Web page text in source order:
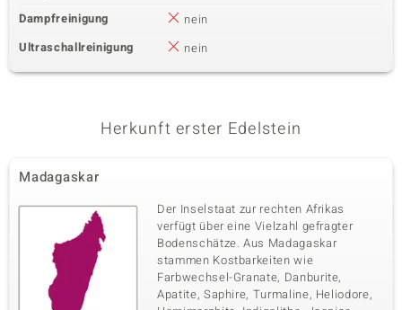
Dampfreinigung
nein
Ultraschallreinigung
nein
Herkunft erster Edelstein
Madagaskar
Der Inselstaat zur rechten Afrikas
verfügt über eine Vielzahl gefragter
Bodenschätze. Aus Madagaskar
stammen Kostbarkeiten wie
Farbwechsel-Granate, Danburite,
Apatite, Saphire, Turmaline, Heliodore,